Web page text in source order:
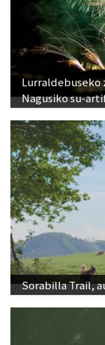
Lurraldebuseko
Nagusiko su-
Sorabilla Trail,